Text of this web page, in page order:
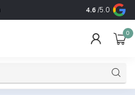
4.6 /5.0
0